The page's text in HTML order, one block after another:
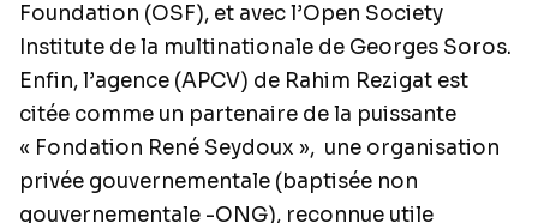
Foundation (OSF), et avec l’Open Society
Institute de la multinationale de Georges Soros.
Enfin, l’agence (APCV) de Rahim Rezigat est
citée comme un partenaire de la puissante
« Fondation René Seydoux », une organisation
privée gouvernementale (baptisée non
gouvernementale -ONG), reconnue utile